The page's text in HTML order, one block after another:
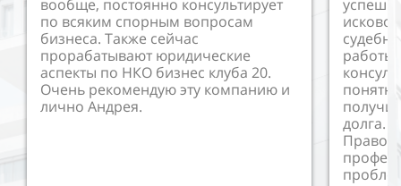
вообще, постоянно консультирует
по всяким спорным вопросам
бизнеса. Также сейчас
прорабатывают юридические
аспекты по НКО бизнес клуба 20.
Очень рекомендую эту компанию и
лично Андрея.
работы
долга.